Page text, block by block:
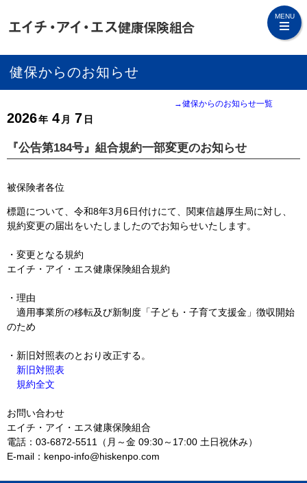
MENU
健保からのお知らせ
→健保からのお知らせ一覧
2026年 4 月 7 日
『公告第184号』組合規約一部変更のお知らせ
被保険者各位
標題について、令和8年3月6日付けにて、関東信越厚生局に対し、
規約変更の届出をいたしましたのでお知らせいたします。
・変更となる規約
エイチ・アイ・エス健康保険組合規約
・理由
適用事業所の移転及び新制度「子ども・子育て支援金」徴収開始
のため
・新旧対照表のとおり改正する。
新旧対照表
規約全文
お問い合わせ
エイチ・アイ・エス健康保険組合
電話：03-6872-5511（月～金 09:30～17:00 土日祝休み）
E-mail：kenpo-info@hiskenpo.com